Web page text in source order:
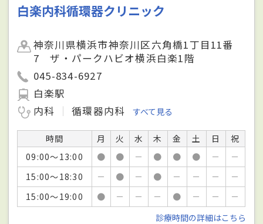
白楽内科循環器クリニック
神奈川県横浜市神奈川区六角橋1丁目11番
7 ザ・パークハビオ横浜白楽1階
045-834-6927
白楽駅
内科
循環器内科 すべて見る
時間 月 火 水 木 金 土 日
祝
09:00～13:00
● ● － ● ● ● －
－
15:00～18:30
－ ● － ● － － －
－
15:00～19:00
● － － － ● － －
－
診療時間の詳細はこちら